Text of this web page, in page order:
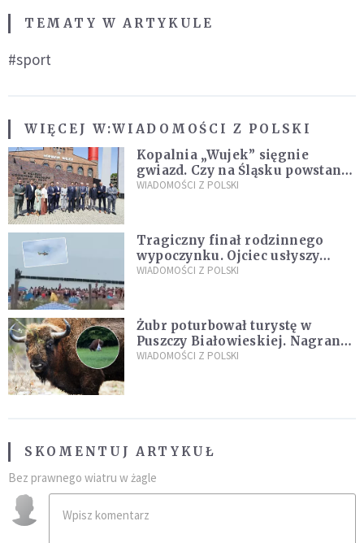
TEMATY W ARTYKULE
#sport
WIĘCEJ W:WIADOMOŚCI Z POLSKI
Kopalnia „Wujek” sięgnie
gwiazd. Czy na Śląsku powstanie
„Dolina Krzemowa”?
WIADOMOŚCI Z POLSKI
Tragiczny finał rodzinnego
wypoczynku. Ojciec usłyszy
zarzuty
WIADOMOŚCI Z POLSKI
Żubr poturbował turystę w
Puszczy Białowieskiej. Nagranie
daje do myślenia
WIADOMOŚCI Z POLSKI
SKOMENTUJ ARTYKUŁ
Bez prawnego wiatru w żagle